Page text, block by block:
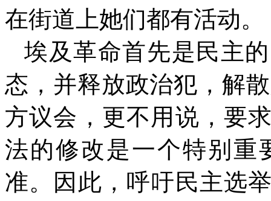
在街道上她们都有活动。
埃及革命首先是民主
态，并释放政治犯，解
方议会，更不用说，要
法的修改是一个特别重
准。因此，呼吁民主选